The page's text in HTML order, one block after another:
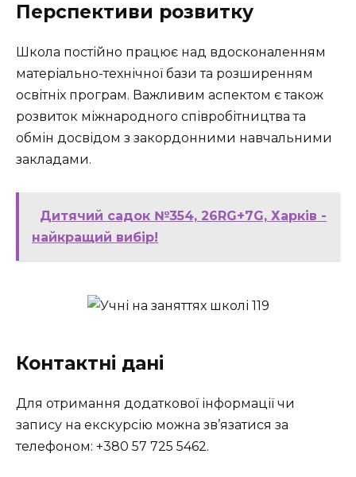
Перспективи розвитку
Школа постійно працює над вдосконаленням
матеріально-технічної бази та розширенням
освітніх програм. Важливим аспектом є також
розвиток міжнародного співробітництва та
обмін досвідом з закордонними навчальними
закладами.
Дитячий садок №354, 26RG+7G, Харків -
найкращий вибір!
Контактні дані
Для отримання додаткової інформації чи
запису на екскурсію можна зв’язатися за
телефоном: +380 57 725 5462.